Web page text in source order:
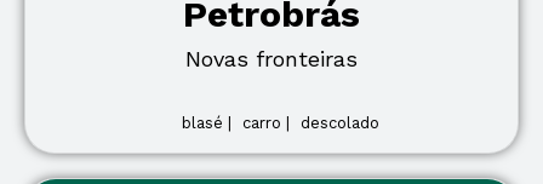
Petrobrás
Novas fronteiras
blasé | carro | descolado